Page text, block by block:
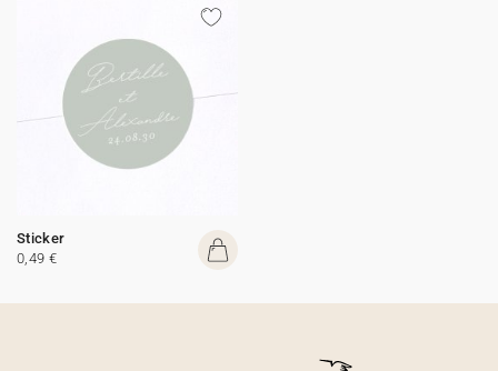
Sticker
0,49 €